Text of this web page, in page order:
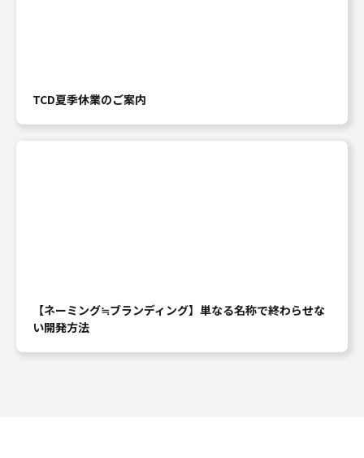
TCD夏季休業のご案内
【ネーミング≒ブランディング】単なる名称で終わらせな
い開発方法